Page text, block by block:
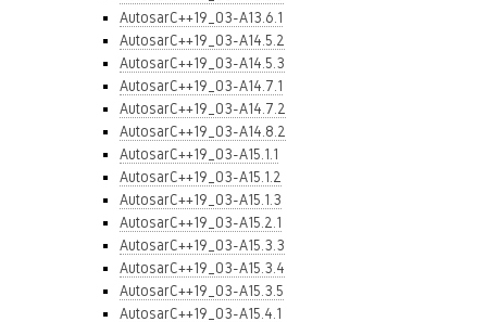
AutosarC++19_03-A13.6.1
AutosarC++19_03-A14.5.2
AutosarC++19_03-A14.5.3
AutosarC++19_03-A14.7.1
AutosarC++19_03-A14.7.2
AutosarC++19_03-A14.8.2
AutosarC++19_03-A15.1.1
AutosarC++19_03-A15.1.2
AutosarC++19_03-A15.1.3
AutosarC++19_03-A15.2.1
AutosarC++19_03-A15.3.3
AutosarC++19_03-A15.3.4
AutosarC++19_03-A15.3.5
AutosarC++19_03-A15.4.1